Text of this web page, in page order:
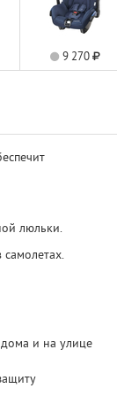
9 270
люльки.
дома и на улице